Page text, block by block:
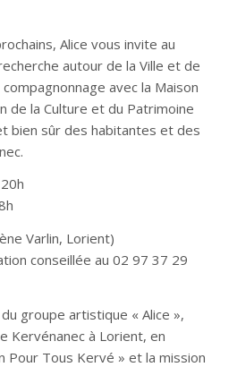
Alice vous invite au
autour de la Ville et de
compagnonnage avec la Maison
de la Culture et du Patrimoine
bien sûr des habitantes et des
Varlin, Lorient)
conseillée au 02 97 37 29
groupe artistique « Alice »,
Kervénanec à Lorient, en
Pour Tous Kervé » et la mission